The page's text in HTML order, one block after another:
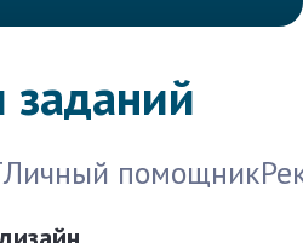
заданий
Личный помощник